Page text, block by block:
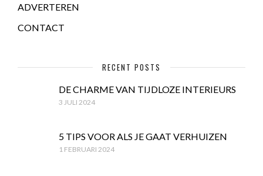
ADVERTEREN
CONTACT
RECENT POSTS
DE CHARME VAN TIJDLOZE INTERIEURS
3 JULI 2024
5 TIPS VOOR ALS JE GAAT VERHUIZEN
1 FEBRUARI 2024